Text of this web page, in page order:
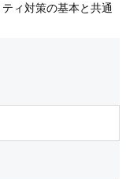
ィ対策の基本と共通